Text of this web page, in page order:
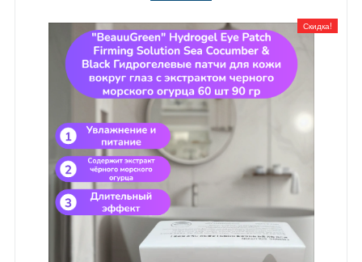
Скидка!